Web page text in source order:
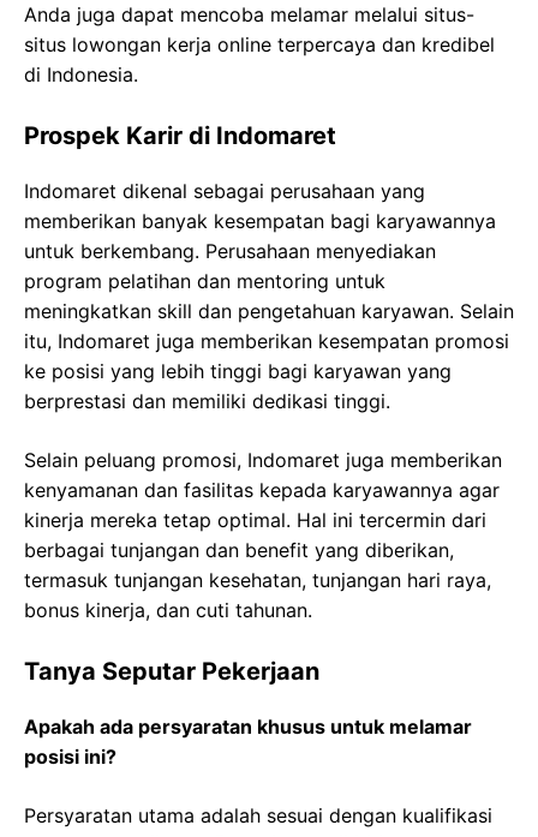
Anda juga dapat mencoba melamar melalui situs-
situs lowongan kerja online terpercaya dan kredibel
di Indonesia.
Prospek Karir di Indomaret
Indomaret dikenal sebagai perusahaan yang
memberikan banyak kesempatan bagi karyawannya
untuk berkembang. Perusahaan menyediakan
program pelatihan dan mentoring untuk
meningkatkan skill dan pengetahuan karyawan. Selain
itu, Indomaret juga memberikan kesempatan promosi
ke posisi yang lebih tinggi bagi karyawan yang
berprestasi dan memiliki dedikasi tinggi.
Selain peluang promosi, Indomaret juga memberikan
kenyamanan dan fasilitas kepada karyawannya agar
kinerja mereka tetap optimal. Hal ini tercermin dari
berbagai tunjangan dan benefit yang diberikan,
termasuk tunjangan kesehatan, tunjangan hari raya,
bonus kinerja, dan cuti tahunan.
Tanya Seputar Pekerjaan
Apakah ada persyaratan khusus untuk melamar
posisi ini?
Persyaratan utama adalah sesuai dengan kualifikasi